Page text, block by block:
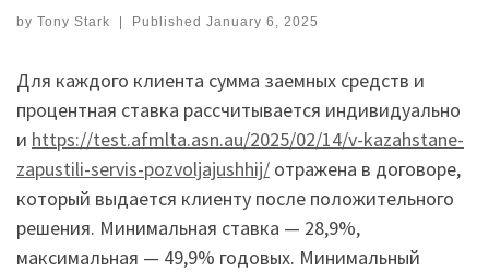
by Tony Stark | Published January 6, 2025
Для каждого клиента сумма заемных средств и
процентная ставка рассчитывается индивидуально
и https://test.afmlta.asn.au/2025/02/14/v-kazahstane-
zapustili-servis-pozvoljajushhij/ отражена в договоре,
который выдается клиенту после положительного
решения. Минимальная ставка — 28,9%,
максимальная — 49,9% годовых. Минимальный